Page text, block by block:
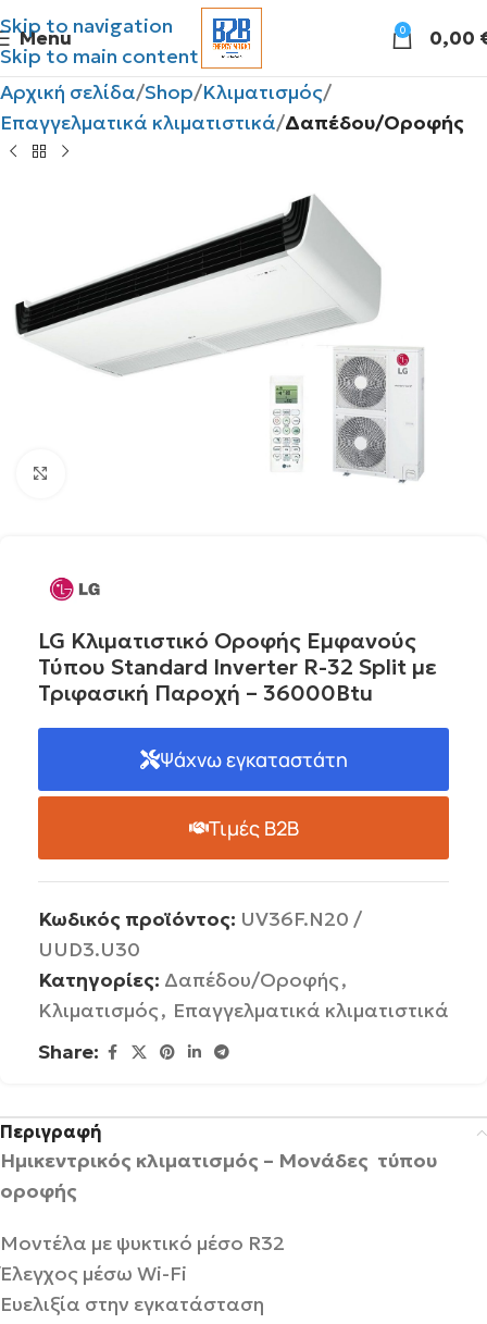
Skip to navigation
Skip to main content
Menu 0 0,00
Αρχική σελίδα Shop Κλιματισμός
Επαγγελματικά κλιματιστικά Δαπέδου/Οροφής
LG Κλιματιστικό Οροφής Εμφανούς
Τύπου Standard Inverter R-32 Split με
Τριφασική Παροχή – 36000Btu
Ψάχνω εγκαταστάτη
Τιμές B2B
Κωδικός προϊόντος: UV36F.N20 /
UUD3.U30
Κατηγορίες: Δαπέδου/Οροφής,
Κλιματισμός, Επαγγελματικά κλιματιστικά
Share:
Περιγραφή
Ημικεντρικός κλιματισμός – Μονάδες τύπου
οροφής
Μοντέλα με ψυκτικό μέσο R32
Έλεγχος μέσω Wi-Fi
Ευελιξία στην εγκατάσταση